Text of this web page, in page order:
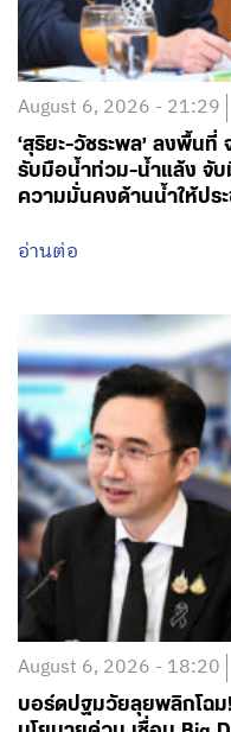
August 6, 2026 - 21:29
‘สุริยะ-วัชระพล’ ลงพื้น
รับมือน้ำท่วม-น้ำแล้ง จั
ความมั่นคงด้านน้ำให้ปร
อ่านต่อ
August 6, 2026 - 18:20
บอร์ดปฐมวัยลุยพลิกโฉม